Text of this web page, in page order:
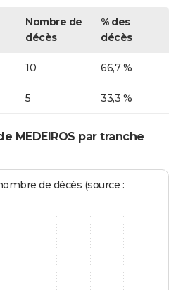
Nombre de
décès
% des
décès
10 66,7 %
5 33,3 %
MEDEIROS par tranche
de décès (source :